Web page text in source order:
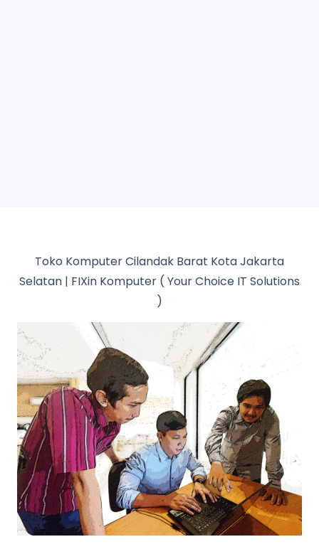
Toko Komputer Cilandak Barat Kota Jakarta
Selatan | FIXin Komputer ( Your Choice IT Solutions
)